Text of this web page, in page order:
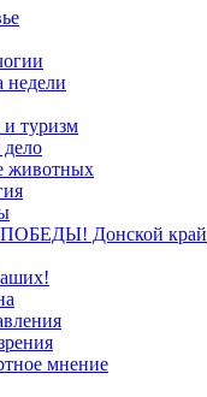
туризм
дело
животных
ПОБЕДЫ! Донской край
мнение